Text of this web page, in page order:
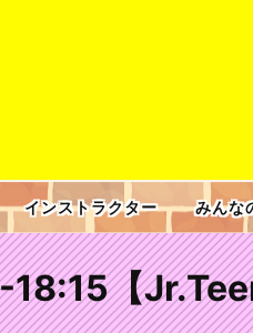
インストラクター みんな
【